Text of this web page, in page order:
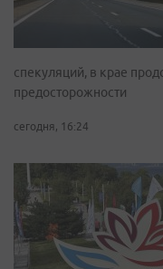
спекуляций, в крае
предосторожности
сегодня, 16:24